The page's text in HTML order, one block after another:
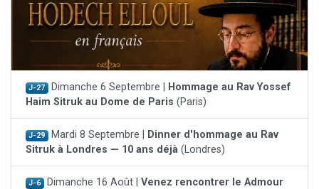
J-27 Dimanche 6 Septembre |
Hommage au Rav Yossef
Haim Sitruk au Dome de Paris (Paris)
J-29 Mardi 8 Septembre |
Dinner d'hommage au Rav
Sitruk à Londres — 10 ans déjà (Londres)
J-6 Dimanche 16 Août | Venez rencontrer le Admour